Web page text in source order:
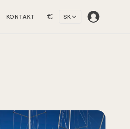
KONTAKT € SK